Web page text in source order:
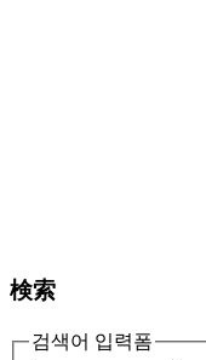
検索
검색어 입력폼